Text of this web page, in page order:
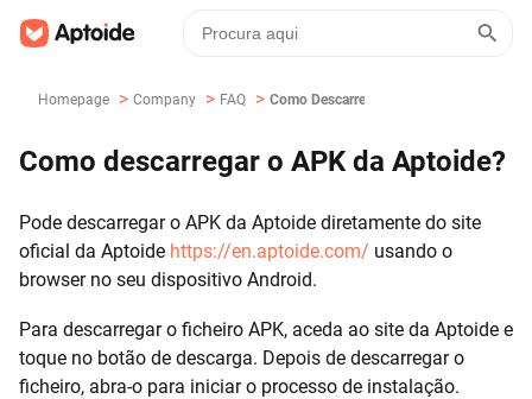
Homepage > Company > FAQ > Como Descarregar O APK Da Aptoide?
Como descarregar o APK da Aptoide?
Pode descarregar o APK da Aptoide diretamente do site
oficial da Aptoide https://en.aptoide.com/ usando o
browser no seu dispositivo Android.
Para descarregar o ficheiro APK, aceda ao site da Aptoide e
toque no botão de descarga. Depois de descarregar o
ficheiro, abra-o para iniciar o processo de instalação.